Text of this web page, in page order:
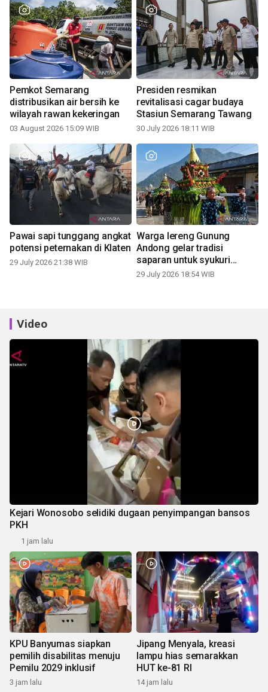
Pemkot Semarang
distribusikan air bersih ke
wilayah rawan kekeringan
03 August 2026 15:09 WIB
Presiden resmikan
revitalisasi cagar budaya
Stasiun Semarang Tawang
30 July 2026 18:11 WIB
Pawai sapi tunggang angkat
potensi peternakan di Klaten
29 July 2026 21:38 WIB
Warga lereng Gunung
Andong gelar tradisi
saparan untuk syukuri
panen
29 July 2026 18:54 WIB
Video
Kejari Wonosobo selidiki dugaan penyimpangan bansos
PKH
1 jam lalu
KPU Banyumas siapkan
pemilih disabilitas menuju
Pemilu 2029 inklusif
3 jam lalu
Jipang Menyala, kreasi
lampu hias semarakkan
HUT ke-81 RI
14 jam lalu